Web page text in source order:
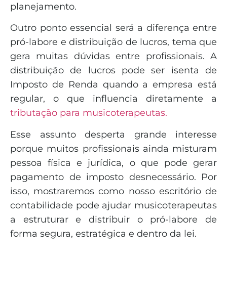
planejamento.
Outro ponto essencial será a diferença entre
pró-labore e distribuição de lucros, tema que
gera muitas dúvidas entre profissionais. A
distribuição de lucros pode ser isenta de
Imposto de Renda quando a empresa está
regular, o que influencia diretamente a
tributação para musicoterapeutas.
Esse assunto desperta grande interesse
porque muitos profissionais ainda misturam
pessoa física e jurídica, o que pode gerar
pagamento de imposto desnecessário. Por
isso, mostraremos como nosso escritório de
contabilidade pode ajudar musicoterapeutas
a estruturar e distribuir o pró-labore de
forma segura, estratégica e dentro da lei.